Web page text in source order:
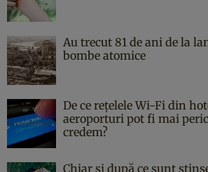
Au trecut 81 de ani de la
bombe atomice
De ce rețelele Wi-Fi din
aeroporturi pot fi mai
credem?
Chiar și după ce sunt